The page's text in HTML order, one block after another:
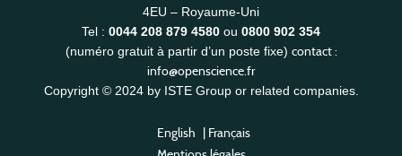
4EU – Royaume-Uni
Tel : 0044 208 879 4580 ou 0800 902 354
(numéro gratuit à partir d’un poste fixe) contact :
info@openscience.fr
Copyright © 2024 by ISTE Group or related companies.
English | Français